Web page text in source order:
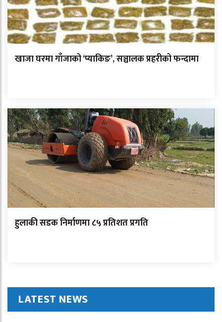
खाजा घरमा गाँजाको ‘प्याकिङ’, सञ्चालक प्रहरीको फन्दामा
हुलाकी सडक निर्माणमा ८५ प्रतिशत प्रगति
LATEST NEWS